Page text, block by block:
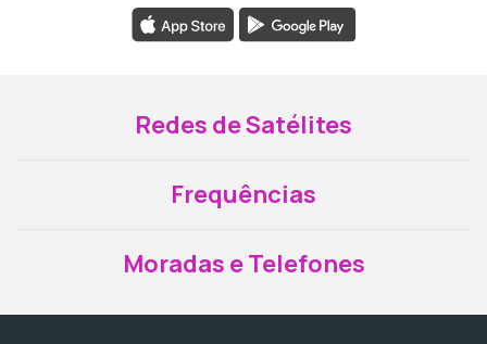
Redes de Satélites
Frequências
Moradas e Telefones